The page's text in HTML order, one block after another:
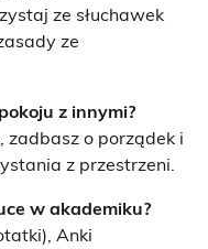
ze słuchawek
ze
z innymi?
zadbasz o porządek i
z przestrzeni.
w akademiku?
Anki